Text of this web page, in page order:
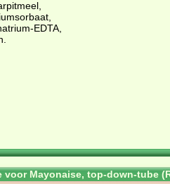
EDTA,
voor Mayonaise, top-down-tube